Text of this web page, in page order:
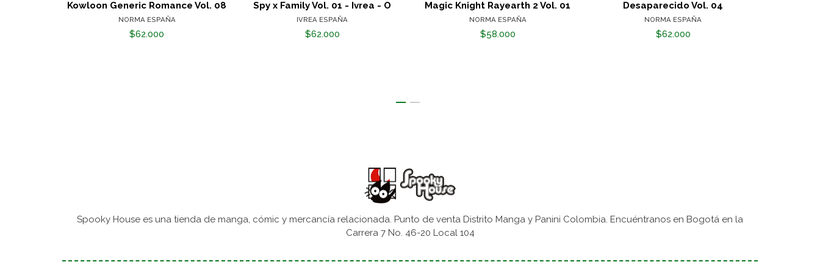
Kowloon Generic Romance Vol. 08
NORMA ESPAÑA
$62.000
Spy x Family Vol. 01 - Ivrea - O
IVREA ESPAÑA
$62.000
Magic Knight Rayearth 2 Vol. 01
NORMA ESPAÑA
$58.000
Desaparecido Vol. 04
NORMA ESPAÑA
$62.000
Spooky House es una tienda de manga, cómic y mercancía relacionada. Punto de venta Distrito Manga y Panini Colombia. Encuéntranos en Bogotá en la
Carrera 7 No. 46-20 Local 104